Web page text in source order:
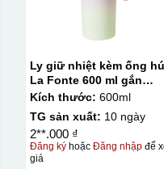
Ly giữ nhiệt kèm ống
La Fonte 600 ml gắn
sticker – 012294
Kích thước: 600ml
TG sản xuất: 10 ngày
2**.000 ₫
Đăng kýhoặc Đăng nhậpđể
giá